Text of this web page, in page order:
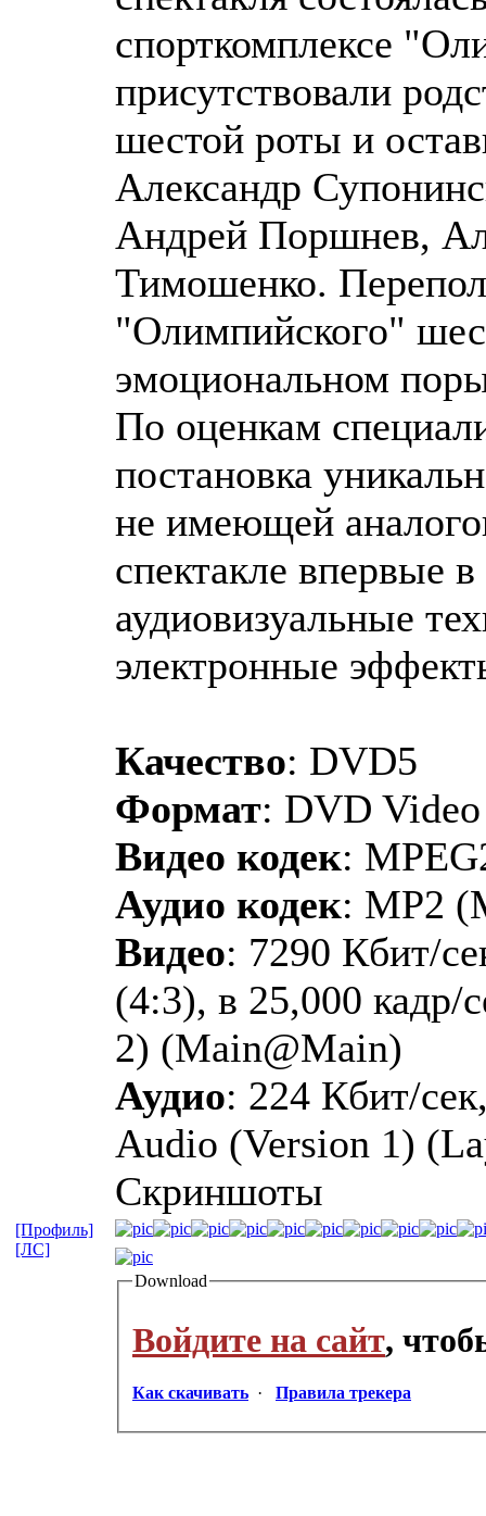
спорткомплексе
присутствовали
шестой роты и
Александр
Андрей Поршнев,
Тимошенко.
"Олимпийского"
эмоциональном
По оценкам
постановка
не имеющей
спектакле впервые
аудиовизуальные
электронные
Качество: DVD5
Формат: DVD Video
Видео кодек:
Аудио кодек: MP2
Видео: 7290 Кбит/
(4:3), в 25,000 кадр/
2) (Main@Main)
Аудио: 224 Кбит/
Audio (Version 1)
Скриншоты
Download
Войдите на сайт,
Как скачивать · Правила трекера
[Профиль]
[ЛС]